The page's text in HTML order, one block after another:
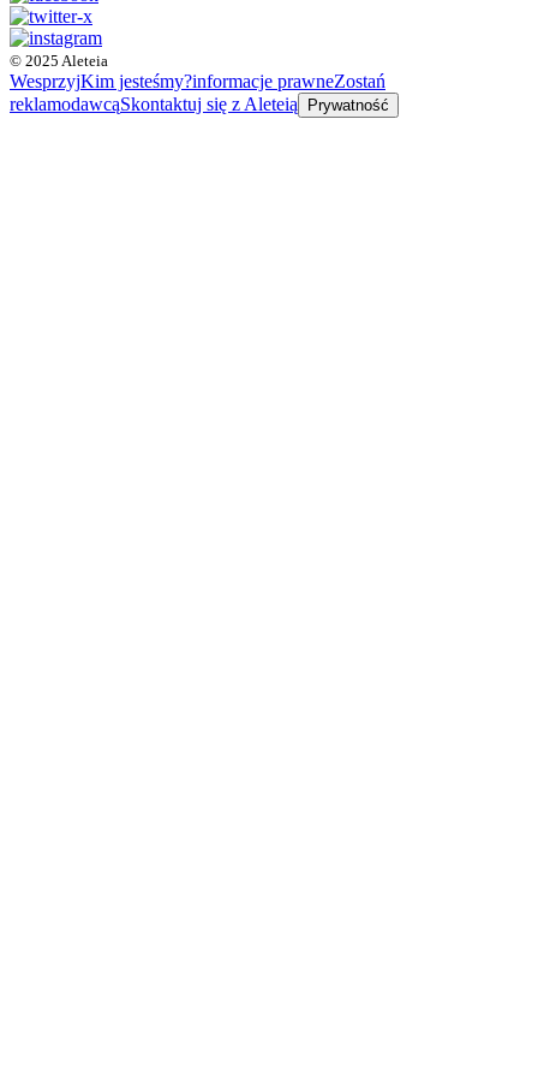
© 2025 Aleteia
WesprzyjKim jesteśmy?informacje prawneZostań
reklamodawcąSkontaktuj się z Aleteią Prywatność